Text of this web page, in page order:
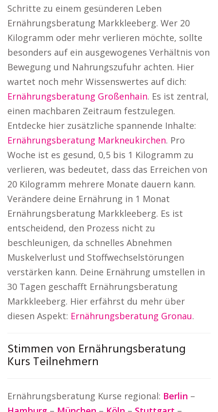
Schritte zu einem gesünderen Leben
Ernährungsberatung Markkleeberg. Wer 20
Kilogramm oder mehr verlieren möchte, sollte
besonders auf ein ausgewogenes Verhältnis von
Bewegung und Nahrungszufuhr achten. Hier
wartet noch mehr Wissenswertes auf dich:
Ernährungsberatung Großenhain. Es ist zentral,
einen machbaren Zeitraum festzulegen.
Entdecke hier zusätzliche spannende Inhalte:
Ernährungsberatung Markneukirchen. Pro
Woche ist es gesund, 0,5 bis 1 Kilogramm zu
verlieren, was bedeutet, dass das Erreichen von
20 Kilogramm mehrere Monate dauern kann.
Verändere deine Ernährung in 1 Monat
Ernährungsberatung Markkleeberg. Es ist
entscheidend, den Prozess nicht zu
beschleunigen, da schnelles Abnehmen
Muskelverlust und Stoffwechselstörungen
verstärken kann. Deine Ernährung umstellen in
30 Tagen geschafft Ernährungsberatung
Markkleeberg. Hier erfährst du mehr über
diesen Aspekt: Ernährungsberatung Gronau.
Stimmen von Ernährungsberatung
Kurs Teilnehmern
Ernährungsberatung Kurse regional: Berlin –